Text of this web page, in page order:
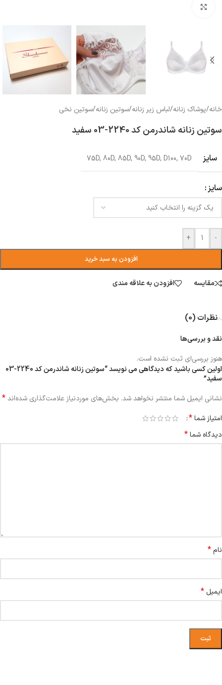
خانه/پوشاک زنانه/لباس زیر زنانه/سوتین زنانه/سوتین نخی
سوتین زنانه شاندرمن کد 2240-03 سفید
سایز 75D, 80D, 85D, 90D, 95D, D100, 70D
سایز
-
+
افزودن به سبد خرید
مقایسه افزودن به علاقه مندی
نظرات (0)
نقد و بررسی‌ها
هنوز بررسی‌ای ثبت نشده است.
اولین کسی باشید که دیدگاهی می نویسد “سوتین زنانه شاندرمن کد 2240-03
سفید”
نشانی ایمیل شما منتشر نخواهد شد. بخش‌های موردنیاز علامت‌گذاری شده‌اند*
امتیاز شما*
دیدگاه شما*
نام*
ایمیل *